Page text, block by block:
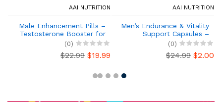
AAI NUTRITION
Men’s Endurance & Vitality
Support Capsules –
Testosterone Booster with
Maca, Ginseng & L-Arginine –
Energy, Performance
(0)
$2.00
$24.99
AAI NUTRITION
Male Enhancement Pills –
Testosterone Booster for
Men – Energy, Stamina,
Libido & Performance
Support
(0)
$19.99
$22.99